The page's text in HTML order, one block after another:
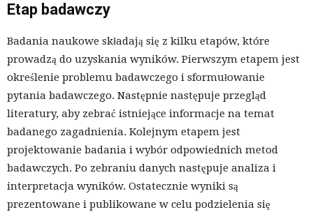
Etap badawczy
Badania naukowe składają się z kilku etapów, które
prowadzą do uzyskania wyników. Pierwszym etapem jest
określenie problemu badawczego i sformułowanie
pytania badawczego. Następnie następuje przegląd
literatury, aby zebrać istniejące informacje na temat
badanego zagadnienia. Kolejnym etapem jest
projektowanie badania i wybór odpowiednich metod
badawczych. Po zebraniu danych następuje analiza i
interpretacja wyników. Ostatecznie wyniki są
prezentowane i publikowane w celu podzielenia się